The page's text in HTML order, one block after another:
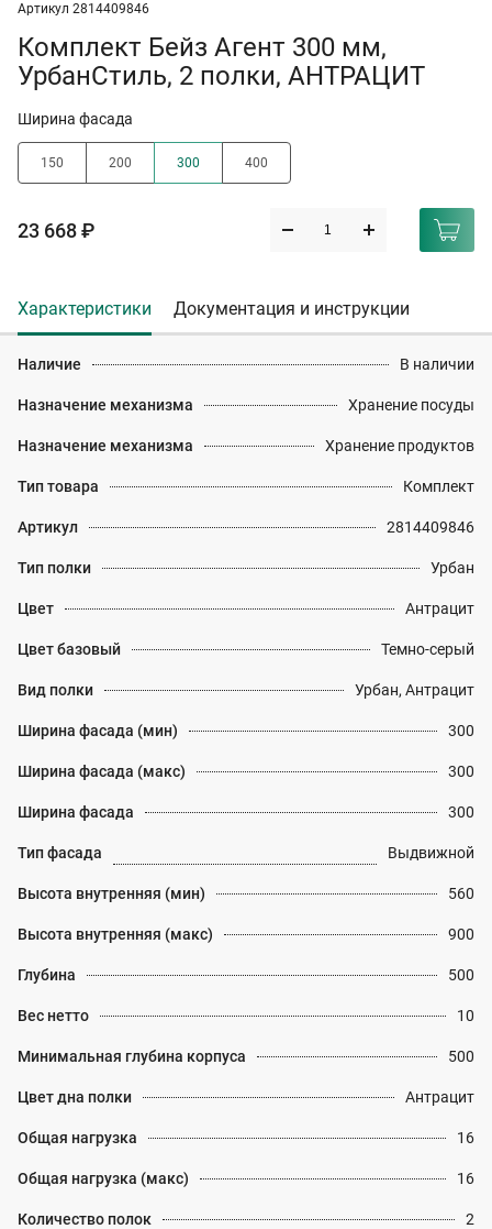
Артикул 2814409846
Комплект Бейз Агент 300 мм,
УрбанСтиль, 2 полки, АНТРАЦИТ
Ширина фасада
150 200 300 400
23 668 ₽
Характеристики Документация и инструкции
Наличие В наличии
Назначение механизма Хранение посуды
Назначение механизма Хранение продуктов
Тип товара Комплект
Артикул 2814409846
Тип полки Урбан
Цвет Антрацит
Цвет базовый Темно-серый
Вид полки Урбан, Антрацит
Ширина фасада (мин) 300
Ширина фасада (макс) 300
Ширина фасада 300
Тип фасада Выдвижной
Высота внутренняя (мин) 560
Высота внутренняя (макс) 900
Глубина 500
Вес нетто 10
Минимальная глубина корпуса 500
Цвет дна полки Антрацит
Общая нагрузка 16
Общая нагрузка (макс) 16
Количество полок 2